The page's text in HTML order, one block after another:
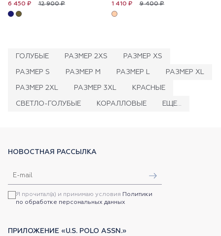
12 900 ₽
6 450 ₽ 9 400 ₽
1 410 ₽
ГОЛУБЫЕ РАЗМЕР 2XS РАЗМЕР XS
РАЗМЕР S РАЗМЕР M РАЗМЕР L РАЗМЕР XL
РАЗМЕР 2XL РАЗМЕР 3XL КРАСНЫЕ
СВЕТЛО-ГОЛУБЫЕ КОРАЛЛОВЫЕ ЕЩЕ...
НОВОСТНАЯ РАССЫЛКА
Я прочитал(а) и принимаю условия Политики
по обработке персональных данных
ПРИЛОЖЕНИЕ «U.S. POLO ASSN.»